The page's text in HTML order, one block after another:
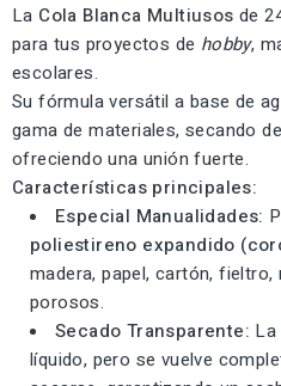
La Cola Blanca Multiusos de
para tus proyectos de hobby,
escolares.
Su fórmula versátil a base de
gama de materiales, secando
ofreciendo una unión fuerte.
Características principales:
Especial Manualidades:
poliestireno expandido
madera, papel, cartón,
porosos.
Secado Transparente:
líquido, pero se vuelve